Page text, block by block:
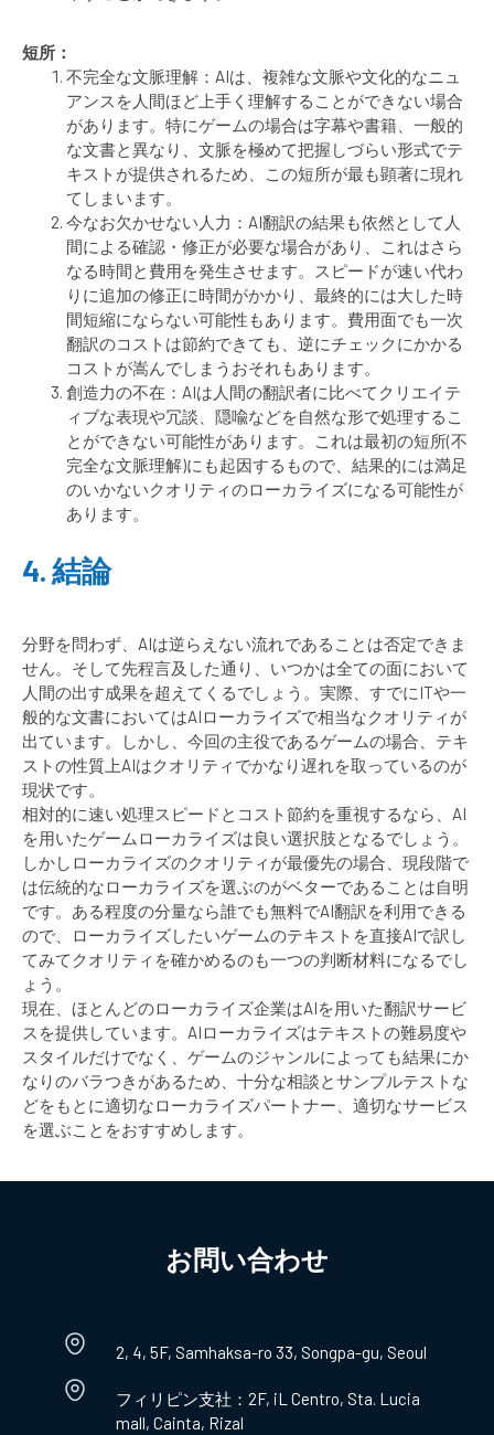
短所：
不完全な文脈理解：AIは、複雑な文脈や文化的なニュ
アンスを人間ほど上手く理解することができない場合
があります。特にゲームの場合は字幕や書籍、一般的
な文書と異なり、文脈を極めて把握しづらい形式でテ
キストが提供されるため、この短所が最も顕著に現れ
てしまいます。
今なお欠かせない人力：AI翻訳の結果も依然として人
間による確認・修正が必要な場合があり、これはさら
なる時間と費用を発生させます。スピードが速い代わ
りに追加の修正に時間がかかり、最終的には大した時
間短縮にならない可能性もあります。費用面でも一次
翻訳のコストは節約できても、逆にチェックにかかる
コストが嵩んでしまうおそれもあります。
創造力の不在：AIは人間の翻訳者に比べてクリエイテ
ィブな表現や冗談、隠喩などを自然な形で処理するこ
とができない可能性があります。これは最初の短所(不
完全な文脈理解)にも起因するもので、結果的には満足
のいかないクオリティのローカライズになる可能性が
あります。
4. 結論
分野を問わず、AIは逆らえない流れであることは否定できま
せん。そして先程言及した通り、いつかは全ての面において
人間の出す成果を超えてくるでしょう。実際、すでにITや一
般的な文書においてはAIローカライズで相当なクオリティが
出ています。しかし、今回の主役であるゲームの場合、テキ
ストの性質上AIはクオリティでかなり遅れを取っているのが
現状です。
相対的に速い処理スピードとコスト節約を重視するなら、AI
を用いたゲームローカライズは良い選択肢となるでしょう。
しかしローカライズのクオリティが最優先の場合、現段階で
は伝統的なローカライズを選ぶのがベターであることは自明
です。ある程度の分量なら誰でも無料でAI翻訳を利用できる
ので、ローカライズしたいゲームのテキストを直接AIで訳し
てみてクオリティを確かめるのも一つの判断材料になるでし
ょう。
現在、ほとんどのローカライズ企業はAIを用いた翻訳サービ
スを提供しています。AIローカライズはテキストの難易度や
スタイルだけでなく、ゲームのジャンルによっても結果にか
なりのバラつきがあるため、十分な相談とサンプルテストな
どをもとに適切なローカライズパートナー、適切なサービス
を選ぶことをおすすめします。
お問い合わせ​
2, 4, 5F, Samhaksa-ro 33, Songpa-gu, Seoul
フィリピン支社：2F, iL Centro, Sta. Lucia
mall, Cainta, Rizal